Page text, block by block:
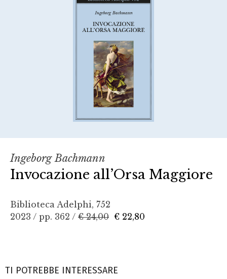
Ingeborg Bachmann
Invocazione all’Orsa Maggiore
Biblioteca Adelphi, 752
2023 / pp. 362 / € 24,00 € 22,80
TI POTREBBE INTERESSARE